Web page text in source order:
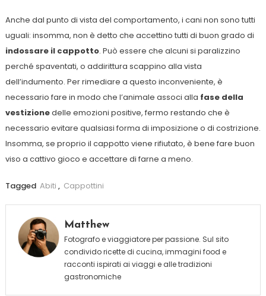
Anche dal punto di vista del comportamento, i cani non sono tutti
uguali: insomma, non è detto che accettino tutti di buon grado di
indossare il cappotto. Può essere che alcuni si paralizzino
perché spaventati, o addirittura scappino alla vista
dell’indumento. Per rimediare a questo inconveniente, è
necessario fare in modo che l’animale associ alla fase della
vestizionedelle emozioni positive, fermo restando che è
necessario evitare qualsiasi forma di imposizione o di costrizione.
Insomma, se proprio il cappotto viene rifiutato, è bene fare buon
viso a cattivo gioco e accettare di farne a meno.
Tagged Abiti , Cappottini
Matthew
Fotografo e viaggiatore per passione. Sul sito
condivido ricette di cucina, immagini food e
racconti ispirati ai viaggi e alle tradizioni
gastronomiche